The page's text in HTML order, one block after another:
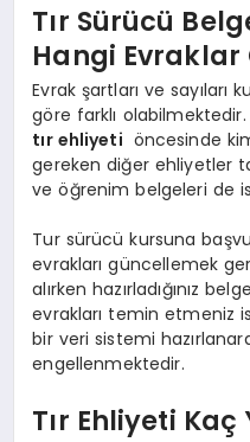
Tır Sürücü
Hangi Evraklar
Evrak şartları ve
göre farklı
tır ehliyeti öncesinde
gereken diğer ehliyetler
ve öğrenim belgeleri de
Tur sürücü kursuna
evrakları güncellemek
alırken hazırladığınız
evrakları temin etmeniz
bir veri sistemi
engellenmektedir.
Tır Ehliyeti Kaç